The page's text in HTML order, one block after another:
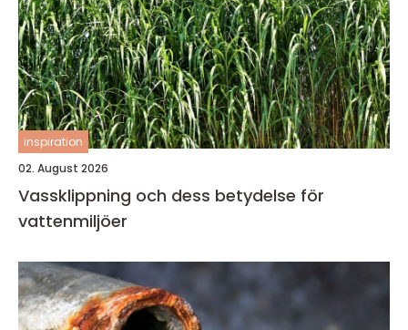
inspiration
02. August 2026
Vassklippning och dess betydelse för
vattenmiljöer